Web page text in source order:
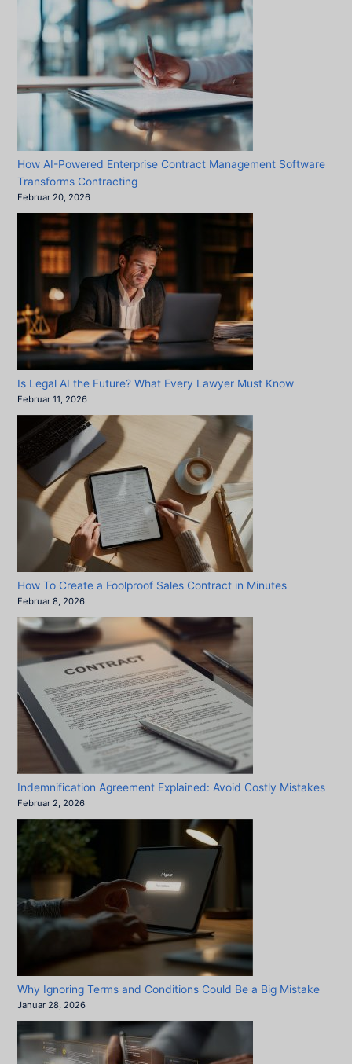
How AI-Powered Enterprise Contract Management Software
Transforms Contracting
Februar 20, 2026
Is Legal AI the Future? What Every Lawyer Must Know
Februar 11, 2026
How To Create a Foolproof Sales Contract in Minutes
Februar 8, 2026
Indemnification Agreement Explained: Avoid Costly Mistakes
Februar 2, 2026
Why Ignoring Terms and Conditions Could Be a Big Mistake
Januar 28, 2026